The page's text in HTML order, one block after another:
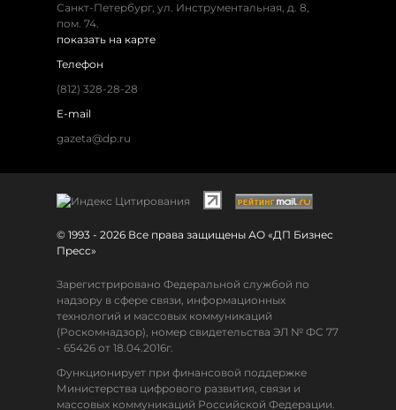
Санкт-Петербург, ул. Инструментальная, д. 8,
пом. 74.
показать на карте
Телефон
(812) 328-28-28
E-mail
gazeta@dp.ru
© 1993 - 2026 Все права защищены АО «ДП Бизнес
Пресс»
Зарегистрировано Федеральной службой по
надзору в сфере связи, информационных
технологий и массовых коммуникаций
(Роскомнадзор), номер свидетельства ЭЛ № ФС 77
- 65426 от 18.04.2016г.
Функционирует при финансовой поддержке
Министерства цифрового развития, связи и
массовых коммуникаций Российской Федерации.